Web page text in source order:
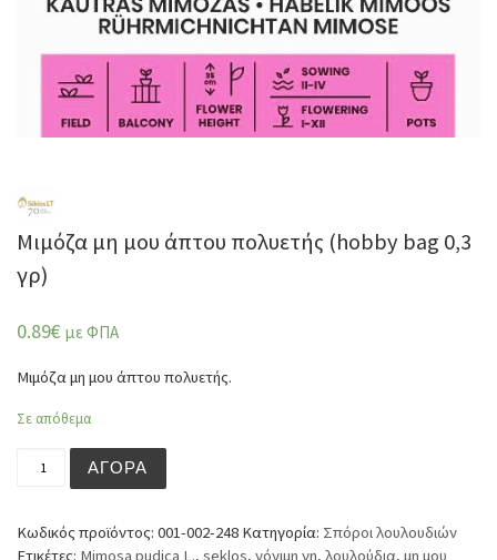
Μιμόζα μη μου άπτου πολυετής (hobby bag 0,3
γρ)
0.89€ με ΦΠΑ
Μιμόζα μη μου άπτου πολυετής.
Σε απόθεμα
ΑΓΟΡΆ
Κωδικός προϊόντος: 001-002-248 Κατηγορία: Σπόροι λουλουδιών
Ετικέτες: Mimosa pudica L., seklos, γόνιμη γη, λουλούδια, μη μου